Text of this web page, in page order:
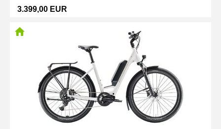
3.399,00 EUR